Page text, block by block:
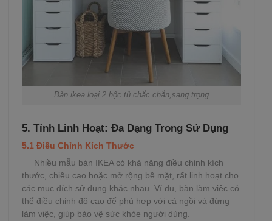
Bàn ikea loại 2 hộc tủ chắc chắn,sang trọng
5. Tính Linh Hoạt: Đa Dạng Trong Sử Dụng
5.1 Điều Chỉnh Kích Thước
Nhiều mẫu bàn IKEA có khả năng điều chỉnh kích
thước, chiều cao hoặc mở rộng bề mặt, rất linh hoạt cho
các mục đích sử dụng khác nhau. Ví dụ, bàn làm việc có
thể điều chỉnh độ cao để phù hợp với cả ngồi và đứng
làm việc, giúp bảo vệ sức khỏe người dùng.